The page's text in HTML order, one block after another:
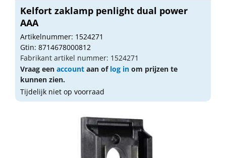
Kelfort zaklamp penlight dual power
AAA
Artikelnummer: 1524271
Gtin: 8714678000812
Fabrikant artikel nummer: 1524271
Vraag een account aan of log in om prijzen te
kunnen zien.
Tijdelijk niet op voorraad